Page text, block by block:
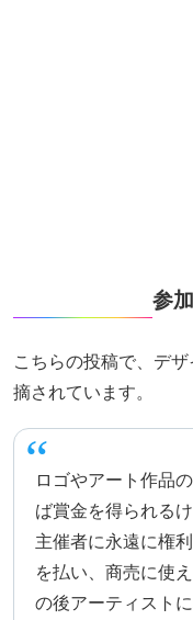
参
こちらの投稿で、デ
摘されています。
ロゴやアート作品
ば賞金を得られる
主催者に永遠に権
を払い、商売に使
の後アーティスト